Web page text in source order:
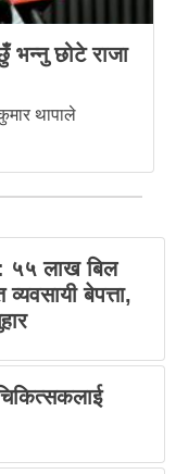
भन्नु छोटे राजा
थापाले
५५ लाख बिल
व्यवसायी बेपत्ता,